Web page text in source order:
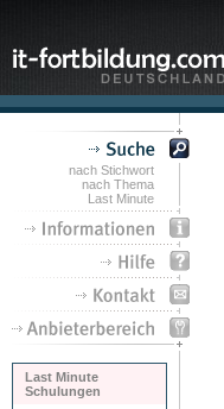
nach Stichwort
nach Thema
Last Minute
Last Minute
Schulungen